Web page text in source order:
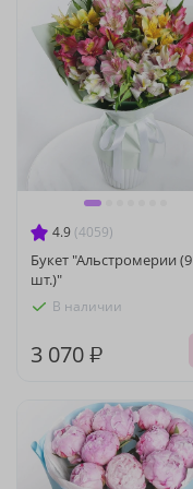
4.9 (4059)
Букет "Альстромерии (9
шт.)"
В наличии
3 070 ₽